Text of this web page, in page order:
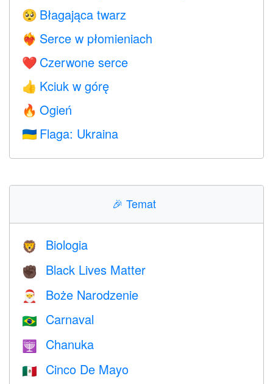
🥺 Błagająca twarz
❤️‍🔥 Serce w płomieniach
❤️ Czerwone serce
👍 Kciuk w górę
🔥 Ogień
🇺🇦 Flaga: Ukraina
🎉 Temat
🦁 Biologia
✊🏿 Black Lives Matter
🎅 Boże Narodzenie
🇧🇷 Carnaval
🕎 Chanuka
🇲🇽 Cinco De Mayo